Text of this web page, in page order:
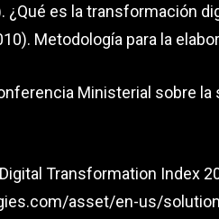
¿Qué es la transformación
Metodología para la
Ministerial sobre
Transformation Index
asset/en-us/